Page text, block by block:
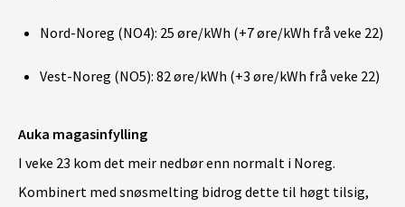
Nord-Noreg (NO4): 25 øre/kWh (+7 øre/kWh frå veke 22)
Vest-Noreg (NO5): 82 øre/kWh (+3 øre/kWh frå veke 22)
Auka magasinfylling
I veke 23 kom det meir nedbør enn normalt i Noreg.
Kombinert med snøsmelting bidrog dette til høgt tilsig,